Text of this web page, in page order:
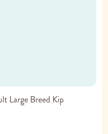
Large Breed Kip